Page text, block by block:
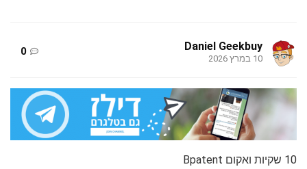
Daniel Geekbuy
10 במרץ 2026
0
10 שקיות ואקום Bpatent